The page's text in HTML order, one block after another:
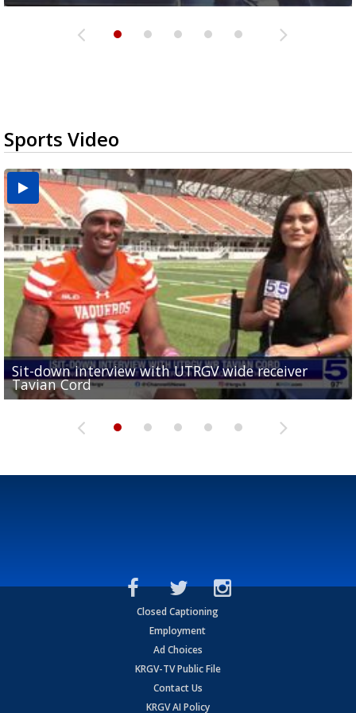
Sports Video
Sit-down interview with UTRGV wide receiver
Tavian Cord
Two-a-Day Tour 2026: Raymondville Bearkats
Two-a-Day Tour 2026: Port Isabel Tarpons
UTRGV football ranks fourth in SLC preseason poll
and receiving votes in...
Two-a-Day Tour 2026: Santa Rosa Warriors
Closed Captioning
Employment
Ad Choices
KRGV-TV Public File
Contact Us
KRGV AI Policy